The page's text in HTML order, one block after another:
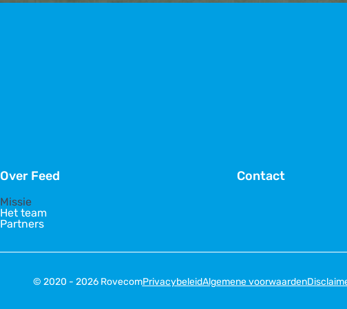
Over Feed
Missie
Het team
Partners
Contact
© 2020 - 2026 RovecomPrivacybeleidAlgemene voorwaarden